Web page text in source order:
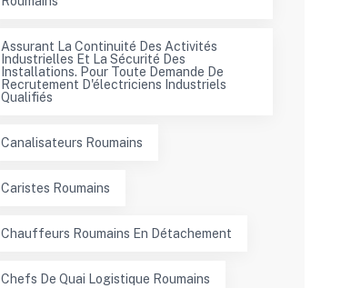
Assurant La Continuité Des Activités
Industrielles Et La Sécurité Des
Installations. Pour Toute Demande De
Recrutement D'électriciens Industriels
Qualifiés
Canalisateurs Roumains
Caristes Roumains
Chauffeurs Roumains En Détachement
Chefs De Quai Logistique Roumains